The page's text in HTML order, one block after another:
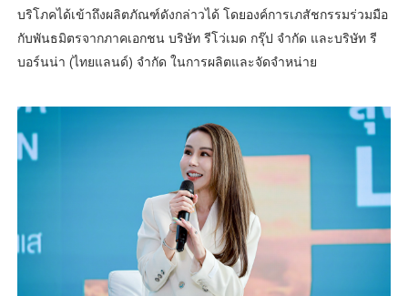
บริโภคได้เข้าถึงผลิตภัณฑ์ดังกล่าวได้ โดยองค์การเภสัชกรรมร่วมมือ
กับพันธมิตรจากภาคเอกชน บริษัท รีโว่เมด กรุ๊ป จำกัด และบริษัท รี
บอร์นน่า (ไทยแลนด์) จำกัด ในการผลิตและจัดจำหน่าย